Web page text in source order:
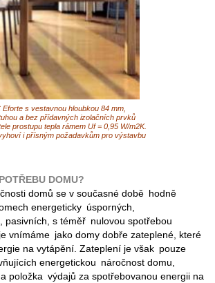
s vestavnou hloubkou 84 mm,
a bez přídavných izolačních prvků
prostupu tepla rámem Uf = 0,95 W/m2K.
i přísným požadavkům pro výstavbu
DOMU?
domů se v současné době hodně
energeticky úsporných,
pasivních, s téměř nulovou spotřebou
vnímáme jako domy dobře zateplené, které
na vytápění. Zateplení je však pouze
energetickou náročnost domu,
položka výdajů za spotřebovanou energii na